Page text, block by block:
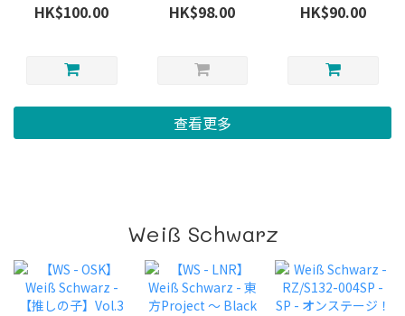
ゲーム デッキシ
ールド ニャビー
HK$100.00
カードゲーム デ
ッキシールド の
HK$98.00
- ポケモンカード
ゲーム デッキシ
ー＆エムリット
HK$90.00
查看更多
Weiß Schwarz